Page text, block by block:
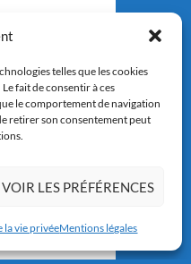
telles que les cookies
fait de consentir à ces
le comportement de navigation
retirer son consentement peut
VOIR LES PRÉFÉRENCES
la vie privéeMentions légales